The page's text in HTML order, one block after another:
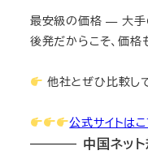
最安級の価格 — 大手
後発だからこそ、価格
他社とぜひ比較し
公式サイトは
中国ネッ